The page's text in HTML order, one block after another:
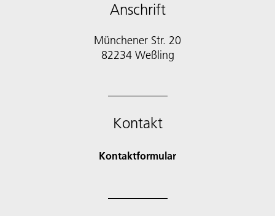
Anschrift
Münchener Str. 20
Kontakt
Kontaktformular